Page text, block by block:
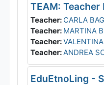
TEAM:
Teacher: CARLA
Teacher: MARTINA
Teacher:
Teacher:ANDREA
EduEtnoLing -